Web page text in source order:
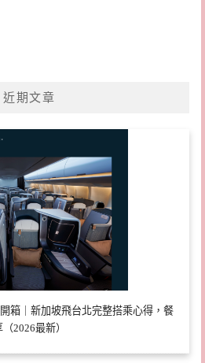
近期文章
箱｜新加坡飛台北完整搭乘心得，餐
2026最新）